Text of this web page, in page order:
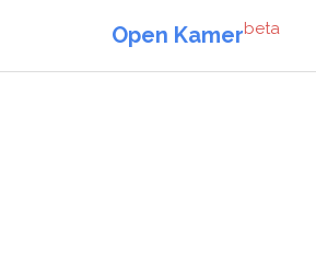
Open Kamerbeta